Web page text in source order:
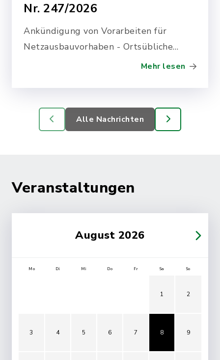
Nr. 247/2026
Ankündigung von Vorarbeiten für
Netzausbauvorhaben - Ortsübliche
Bekanntmachung Amprion im Bereich
Mehr lesen
Alle Nachrichten
Veranstaltungen
August 2026
Mo Di Mi Do Fr Sa So
1 2
3 4 5 6 7 8 9